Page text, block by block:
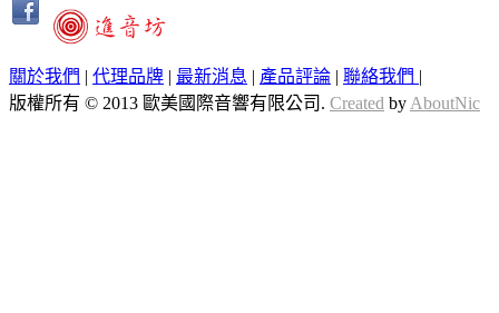
關於我們 | 代理品牌 | 最新消息 | 產品評論 | 聯絡我們 |
版權所有 © 2013 歐美國際音響有限公司. Created by AboutNic